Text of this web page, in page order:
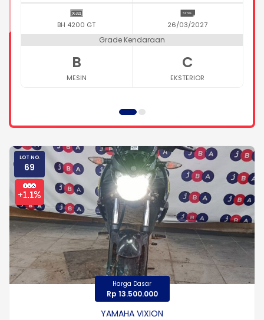
BH 4200 GT 26/03/2027
Grade Kendaraan
B
MESIN
C
EKSTERIOR
LOT NO.
69
Harga Dasar
Rp 13.500.000
YAMAHA VIXION